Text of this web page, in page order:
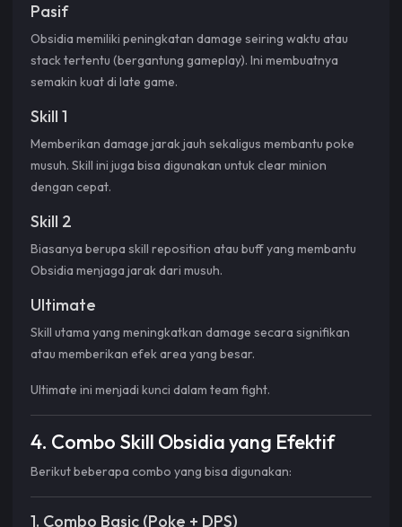
Pasif
Obsidia memiliki peningkatan damage seiring waktu atau
stack tertentu (bergantung gameplay). Ini membuatnya
semakin kuat di late game.
Skill 1
Memberikan damage jarak jauh sekaligus membantu poke
musuh. Skill ini juga bisa digunakan untuk clear minion
dengan cepat.
Skill 2
Biasanya berupa skill reposition atau buff yang membantu
Obsidia menjaga jarak dari musuh.
Ultimate
Skill utama yang meningkatkan damage secara signifikan
atau memberikan efek area yang besar.
Ultimate ini menjadi kunci dalam team fight.
4. Combo Skill Obsidia yang Efektif
Berikut beberapa combo yang bisa digunakan:
1. Combo Basic (Poke + DPS)